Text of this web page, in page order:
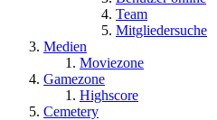
Team
Mitgliedersuche
Medien
Moviezone
Gamezone
Highscore
Cemetery